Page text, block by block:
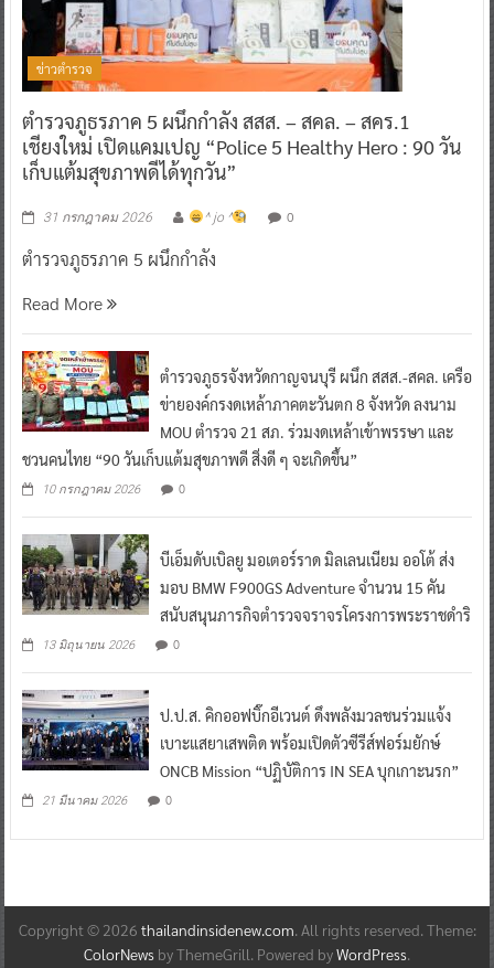
ข่าวตำรวจ
ตำรวจภูธรภาค 5 ผนึกกำลัง สสส. – สคล. – สคร.1
เชียงใหม่ เปิดแคมเปญ “Police 5 Healthy Hero : 90 วัน
เก็บแต้มสุขภาพดีได้ทุกวัน”
31 กรกฎาคม 2026 ^ jo ^ 0
ตำรวจภูธรภาค 5 ผนึกกำลัง
Read More
ตำรวจภูธรจังหวัดกาญจนบุรี ผนึก สสส.-สคล. เครือ
ข่ายองค์กรงดเหล้าภาคตะวันตก 8 จังหวัด ลงนาม
MOU ตำรวจ 21 สภ. ร่วมงดเหล้าเข้าพรรษา และ
ชวนคนไทย “90 วันเก็บแต้มสุขภาพดี สิ่งดี ๆ จะเกิดขึ้น”
10 กรกฎาคม 2026 0
บีเอ็มดับเบิลยู มอเตอร์ราด มิลเลนเนียม ออโต้ ส่ง
มอบ BMW F900GS Adventure จำนวน 15 คัน
สนับสนุนภารกิจตำรวจจราจรโครงการพระราชดำริ
13 มิถุนายน 2026 0
ป.ป.ส. คิกออฟบิ๊กอีเวนต์ ดึงพลังมวลชนร่วมแจ้ง
เบาะแสยาเสพติด พร้อมเปิดตัวซีรีส์ฟอร์มยักษ์
ONCB Mission “ปฏิบัติการ IN SEA บุกเกาะนรก”
21 มีนาคม 2026 0
Copyright © 2026 thailandinsidenew.com. All rights reserved. Theme:
ColorNews by ThemeGrill. Powered byWordPress.